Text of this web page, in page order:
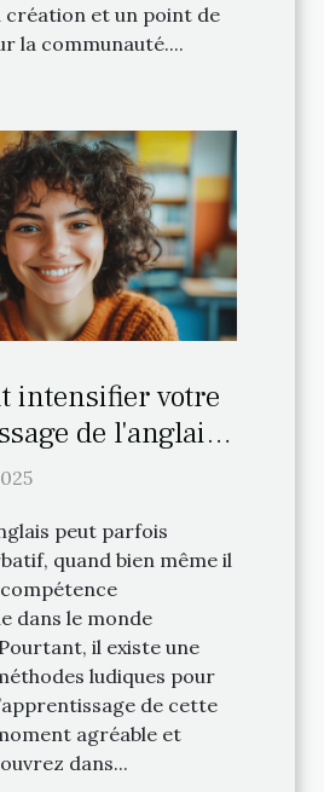
création et un point de
la communauté....
intensifier votre
de l'anglais
ludiques
peut parfois
quand bien même il
compétence
dans le monde
Pourtant, il existe une
ludiques pour
de cette
agréable et
dans...